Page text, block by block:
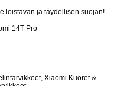
loistavan ja täydellisen suojan!
14T Pro
, Xiaomi Kuoret &